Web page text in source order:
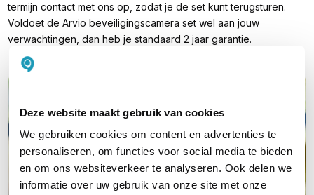
Deze website maakt gebruik van cookies
We gebruiken cookies om content en advertenties te
personaliseren, om functies voor social media te bieden
en om ons websiteverkeer te analyseren. Ook delen we
informatie over uw gebruik van onze site met onze
termijn contact met ons op, zodat je de set kunt terugsturen.
Voldoet de Arvio beveiligingscamera set wel aan jouw
verwachtingen, dan heb je standaard 2 jaar garantie.